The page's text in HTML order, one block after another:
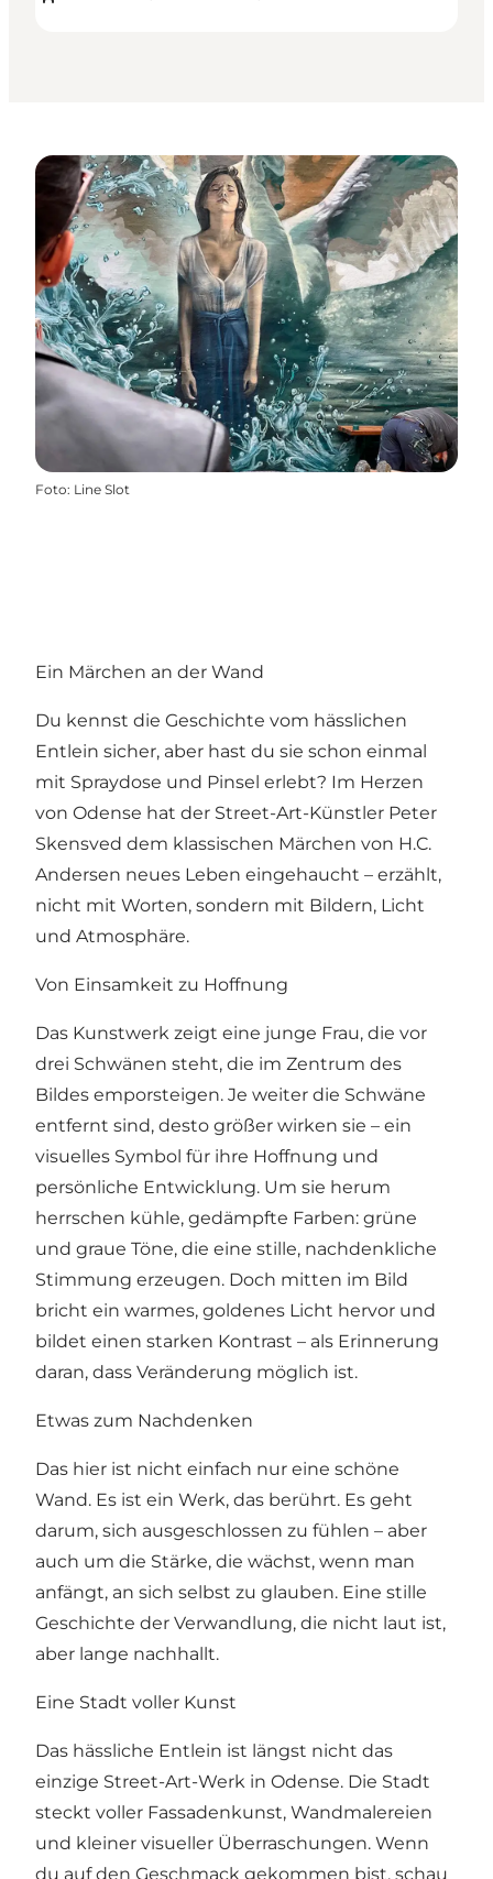
Foto: Line Slot
Ein Märchen an der Wand
Du kennst die Geschichte vom hässlichen
Entlein sicher, aber hast du sie schon einmal
mit Spraydose und Pinsel erlebt? Im Herzen
von Odense hat der Street-Art-Künstler Peter
Skensved dem klassischen Märchen von H.C.
Andersen neues Leben eingehaucht – erzählt,
nicht mit Worten, sondern mit Bildern, Licht
und Atmosphäre.
Von Einsamkeit zu Hoffnung
Das Kunstwerk zeigt eine junge Frau, die vor
drei Schwänen steht, die im Zentrum des
Bildes emporsteigen. Je weiter die Schwäne
entfernt sind, desto größer wirken sie – ein
visuelles Symbol für ihre Hoffnung und
persönliche Entwicklung. Um sie herum
herrschen kühle, gedämpfte Farben: grüne
und graue Töne, die eine stille, nachdenkliche
Stimmung erzeugen. Doch mitten im Bild
bricht ein warmes, goldenes Licht hervor und
bildet einen starken Kontrast – als Erinnerung
daran, dass Veränderung möglich ist.
Etwas zum Nachdenken
Das hier ist nicht einfach nur eine schöne
Wand. Es ist ein Werk, das berührt. Es geht
darum, sich ausgeschlossen zu fühlen – aber
auch um die Stärke, die wächst, wenn man
anfängt, an sich selbst zu glauben. Eine stille
Geschichte der Verwandlung, die nicht laut ist,
aber lange nachhallt.
Eine Stadt voller Kunst
Das hässliche Entlein ist längst nicht das
einzige Street-Art-Werk in Odense. Die Stadt
steckt voller Fassadenkunst, Wandmalereien
und kleiner visueller Überraschungen. Wenn
du auf den Geschmack gekommen bist, schau